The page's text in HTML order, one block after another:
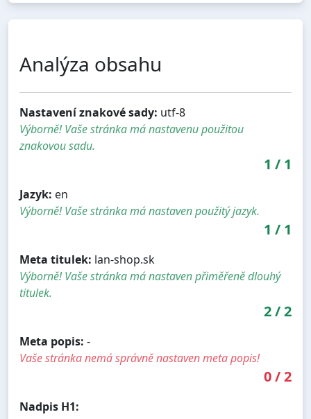
Analýza obsahu
Nastavení znakové sady: utf-8
Výborně! Vaše stránka má nastavenu použitou
znakovou sadu.
1 / 1
Jazyk: en
Výborně! Vaše stránka má nastaven použitý jazyk.
1 / 1
Meta titulek: lan-shop.sk
Výborně! Vaše stránka má nastaven přiměřeně dlouhý
titulek.
2/2
Meta popis: -
Vaše stránka nemá správně nastaven meta popis!
0/2
Nadpis H1: